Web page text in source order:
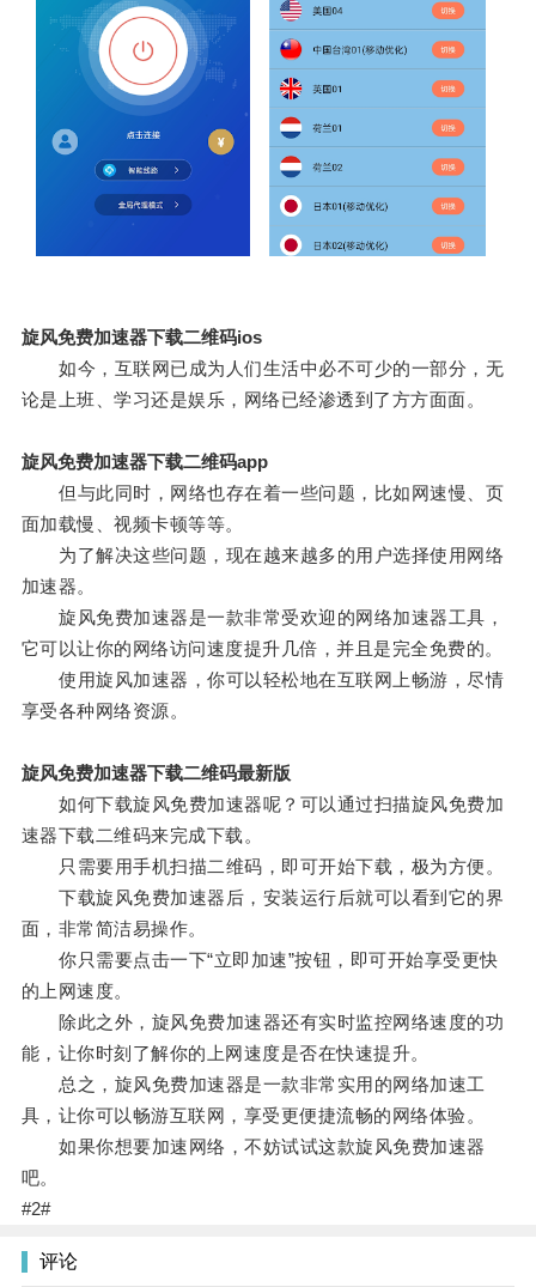
旋风免费加速器下载二维码ios
如今，互联网已成为人们生活中必不可少的一部分，无
论是上班、学习还是娱乐，网络已经渗透到了方方面面。
旋风免费加速器下载二维码app
但与此同时，网络也存在着一些问题，比如网速慢、页
面加载慢、视频卡顿等等。
为了解决这些问题，现在越来越多的用户选择使用网络
加速器。
旋风免费加速器是一款非常受欢迎的网络加速器工具，
它可以让你的网络访问速度提升几倍，并且是完全免费的。
使用旋风加速器，你可以轻松地在互联网上畅游，尽情
享受各种网络资源。
旋风免费加速器下载二维码最新版
如何下载旋风免费加速器呢？可以通过扫描旋风免费加
速器下载二维码来完成下载。
只需要用手机扫描二维码，即可开始下载，极为方便。
下载旋风免费加速器后，安装运行后就可以看到它的界
面，非常简洁易操作。
你只需要点击一下“立即加速”按钮，即可开始享受更快
的上网速度。
除此之外，旋风免费加速器还有实时监控网络速度的功
能，让你时刻了解你的上网速度是否在快速提升。
总之，旋风免费加速器是一款非常实用的网络加速工
具，让你可以畅游互联网，享受更便捷流畅的网络体验。
如果你想要加速网络，不妨试试这款旋风免费加速器
吧。
#2#
评论